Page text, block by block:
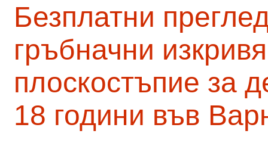
Безплатни
гръбначни
плоскостъпие за
18 години във